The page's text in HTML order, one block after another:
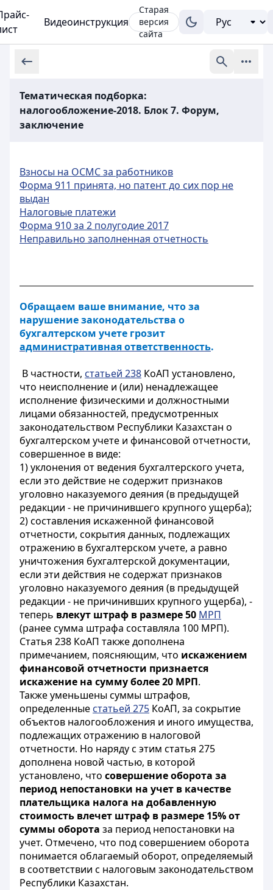
Видеоинструкция
Старая
версия
сайта
Тематическая подборка:
налогообложение-2018. Блок 7. Форум,
заключение
Взносы на ОСМС за работников
Форма 911 принята, но патент до сих пор не
выдан
Налоговые платежи
Форма 910 за 2 полугодие 2017
Неправильно заполненная отчетность
Обращаем ваше внимание, что за
нарушение законодательства о
бухгалтерском учете грозит
административная ответственность.
В частности, статьей 238 КоАП установлено,
что неисполнение и (или) ненадлежащее
исполнение физическими и должностными
лицами обязанностей, предусмотренных
законодательством Республики Казахстан о
бухгалтерском учете и финансовой отчетности,
совершенное в виде:
1) уклонения от ведения бухгалтерского учета,
если это действие не содержит признаков
уголовно наказуемого деяния (в предыдущей
редакции - не причинившего крупного ущерба);
2) составления искаженной финансовой
отчетности, сокрытия данных, подлежащих
отражению в бухгалтерском учете, а равно
уничтожения бухгалтерской документации,
если эти действия не содержат признаков
уголовно наказуемого деяния (в предыдущей
редакции - не причинивших крупного ущерба), -
теперь влекут штраф в размере 50 МРП
(ранее сумма штрафа составляла 100 МРП).
Статья 238 КоАП также дополнена
примечанием, поясняющим, что искажением
финансовой отчетности признается
искажение на сумму более 20 МРП.
Также уменьшены суммы штрафов,
определенные статьей 275 КоАП, за сокрытие
объектов налогообложения и иного имущества,
подлежащих отражению в налоговой
отчетности. Но наряду с этим статья 275
дополнена новой частью, в которой
установлено, что совершение оборота за
период непостановки на учет в качестве
плательщика налога на добавленную
стоимость влечет штраф в размере 15% от
суммы оборота за период непостановки на
учет. Отмечено, что под совершением оборота
понимается облагаемый оборот, определяемый
в соответствии с налоговым законодательством
Республики Казахстан.